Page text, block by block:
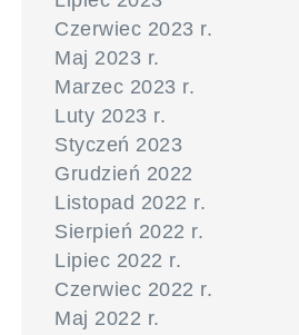
Czerwiec 2023 r.
Maj 2023 r.
Marzec 2023 r.
Luty 2023 r.
Styczeń 2023
Grudzień 2022
Listopad 2022 r.
Sierpień 2022 r.
Lipiec 2022 r.
Czerwiec 2022 r.
Maj 2022 r.